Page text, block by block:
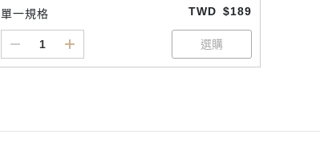
單一規格
TWD $189